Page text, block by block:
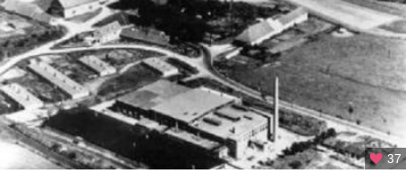
ー
レ
ン
州
ハ
イ
ル
ブ
37